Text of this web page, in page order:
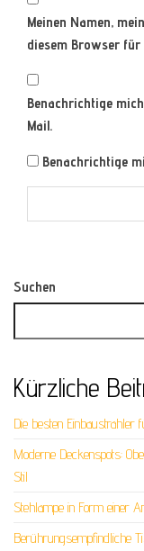
Meinen Namen,
diesem Browser
Benachrichtige
Mail.
Benachrichtige
Suchen
Kürzliche
Die besten
Moderne Deckenspots:
Stil
Stehlampe in Form einer
Berührungsempfindliche